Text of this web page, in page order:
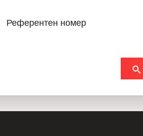
Референтен номер